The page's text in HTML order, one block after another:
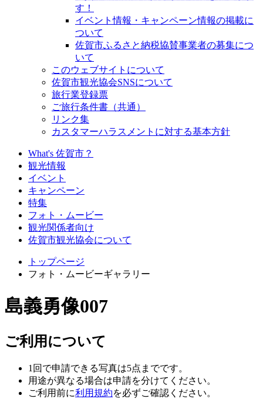
す！
イベント情報・キャンペーン情報の掲載に
ついて
佐賀市ふるさと納税協賛事業者の募集につ
いて
このウェブサイトについて
佐賀市観光協会SNSについて
旅行業登録票
ご旅行条件書（共通）
リンク集
カスタマーハラスメントに対する基本方針
What's 佐賀市？
観光情報
イベント
キャンペーン
特集
フォト・ムービー
観光関係者向け
佐賀市観光協会について
トップページ
フォト・ムービーギャラリー
島義勇像007
ご利用について
1回で申請できる写真は5点までです。
用途が異なる場合は申請を分けてください。
ご利用前に利用規約を必ずご確認ください。